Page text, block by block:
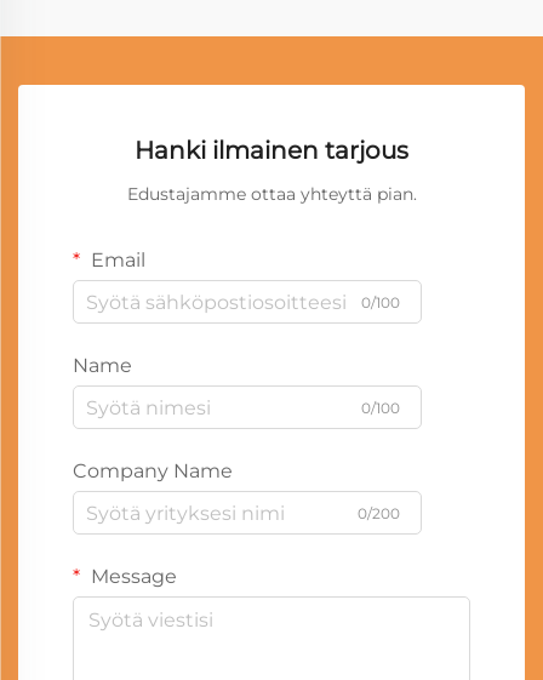
Hanki ilmainen tarjous
Edustajamme ottaa yhteyttä pian.
Email
0/100
Name
0/100
Company Name
0/200
Message